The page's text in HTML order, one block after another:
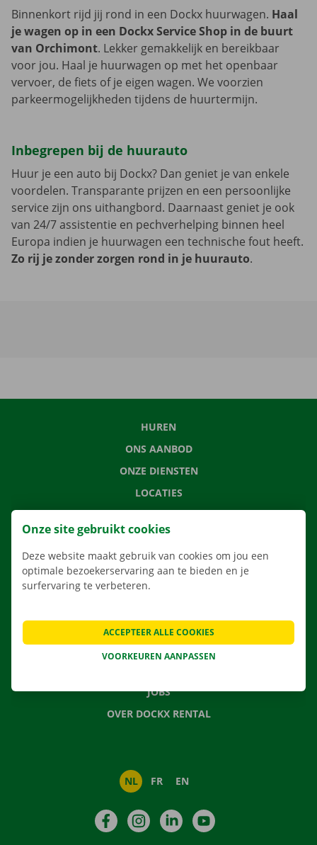
Binnenkort rijd jij rond in een Dockx huurwagen. Haal
je wagen op in een Dockx Service Shop in de buurt
van Orchimont. Lekker gemakkelijk en bereikbaar
voor jou. Haal je huurwagen op met het openbaar
vervoer, de fiets of je eigen wagen. We voorzien
parkeermogelijkheden tijdens de huurtermijn.
Inbegrepen bij de huurauto
Huur je een auto bij Dockx? Dan geniet je van enkele
voordelen. Transparante prijzen en een persoonlijke
service zijn ons uithangbord. Daarnaast geniet je ook
van 24/7 assistentie en pechverhelping binnen heel
Europa indien je huurwagen een technische fout heeft.
Zo rij je zonder zorgen rond in je huurauto.
HUREN
ONS AANBOD
ONZE DIENSTEN
LOCATIES
APP
VERHUISOPLOSSINGEN
VEELGESTELDE VRAGEN
NIEUWS
JOBS
OVER DOCKX RENTAL
NL FR EN
FacebookInstagramLinkedIn
Onze site gebruikt cookies
Deze website maakt gebruik van cookies om jou een
optimale bezoekerservaring aan te bieden en je
surfervaring te verbeteren.
VOORKEUREN AANPASSEN
ACCEPTEER ALLE COOKIES